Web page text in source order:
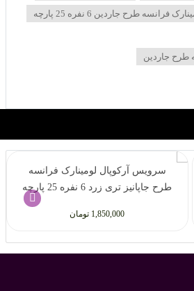
طرح جاردین 6 نفره 25 پارچه
طرح جاردین
سرویس آرکوپال لومینارک فرانسه
طرح جاپانیز تری زرد 6 نفره 25 پارچه
1,850,000 تومان